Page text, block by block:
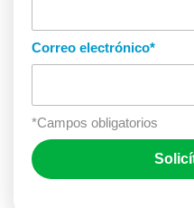
Correo electrónico*
*Campos obligatorios